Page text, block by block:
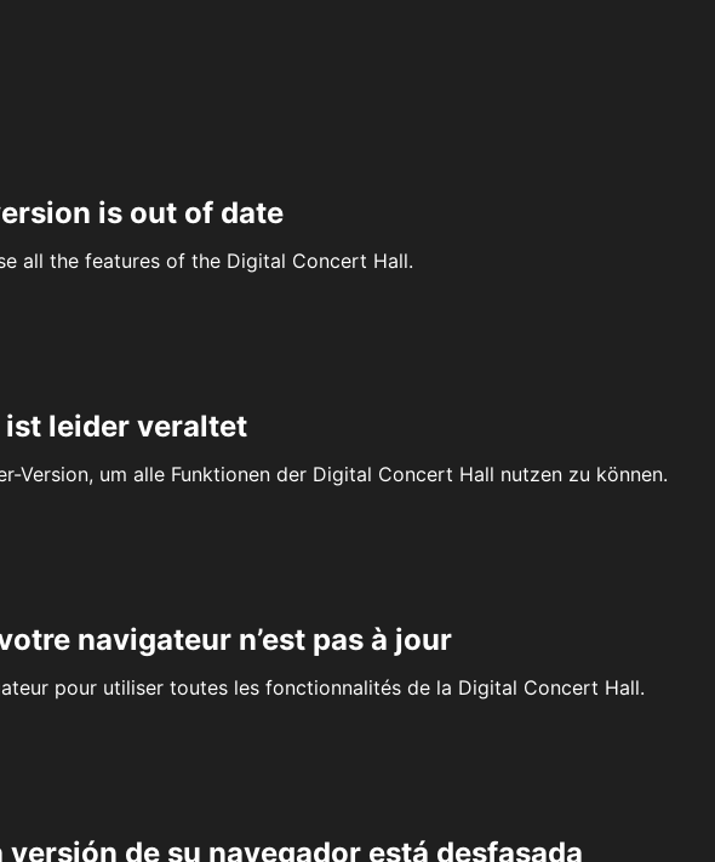
is out of date
all the features of the Digital Concert Hall.
leider veraltet
Version, um alle Funktionen der Digital Concert Hall nutzen zu können.
navigateur n’est pas à jour
pour utiliser toutes les fonctionnalités de la Digital Concert Hall.
de su navegador está desfasada